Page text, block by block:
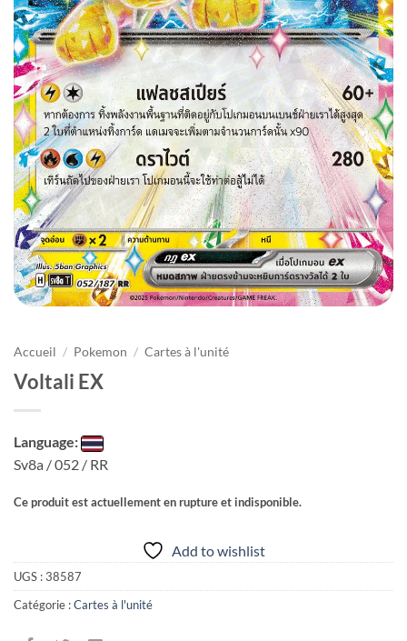
Accueil / Pokemon / Cartes à l'unité
Voltali EX
Language:
Sv8a / 052 / RR
Ce produit est actuellement en rupture et indisponible.
Add to wishlist
UGS :38587
Catégorie :Cartes à l'unité